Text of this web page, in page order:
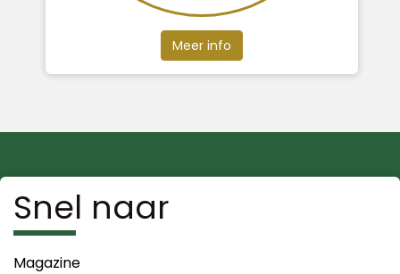
Meer info
Snel naar
Magazine